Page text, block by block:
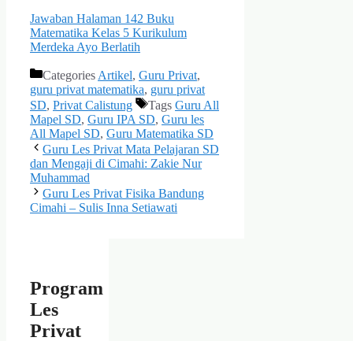
Jawaban Halaman 142 Buku
Matematika Kelas 5 Kurikulum
Merdeka Ayo Berlatih
Categories Artikel, Guru Privat,
guru privat matematika, guru privat
SD, Privat Calistung Tags Guru All
Mapel SD, Guru IPA SD, Guru les
All Mapel SD, Guru Matematika SD
Guru Les Privat Mata Pelajaran SD
dan Mengaji di Cimahi: Zakie Nur
Muhammad
Guru Les Privat Fisika Bandung
Cimahi – Sulis Inna Setiawati
Program
Les
Privat